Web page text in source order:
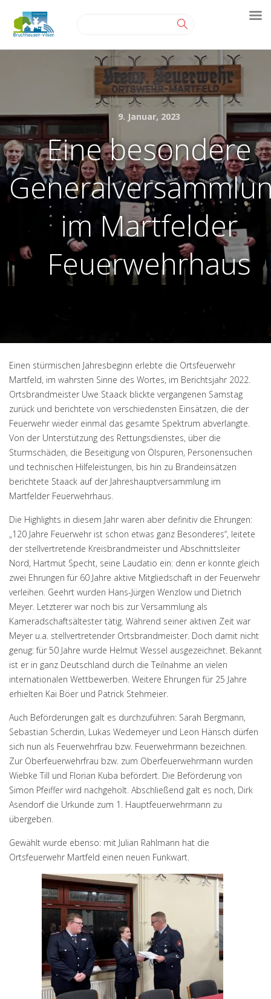
9. Januar, 2023
Eine besondere
im Martfelder
Feuerwehrhaus
Einen stürmischen Jahresbeginn erlebte die Ortsfeuerwehr
Martfeld, im wahrsten Sinne des Wortes, im Berichtsjahr 2022.
Ortsbrandmeister Uwe Staack blickte vergangenen Samstag
zurück und berichtete von verschiedensten Einsätzen, die der
Feuerwehr wieder einmal das gesamte Spektrum abverlangte.
Von der Unterstützung des Rettungsdienstes, über die
Sturmschäden, die Beseitigung von Ölspuren, Personensuchen
und technischen Hilfeleistungen, bis hin zu Brandeinsätzen
berichtete Staack auf der Jahreshauptversammlung im
Martfelder Feuerwehrhaus.
Die Highlights in diesem Jahr waren aber definitiv die Ehrungen:
„120 Jahre Feuerwehr ist schon etwas ganz Besonderes“, leitete
der stellvertretende Kreisbrandmeister und Abschnittsleiter
Nord, Hartmut Specht, seine Laudatio ein: denn er konnte gleich
zwei Ehrungen für 60 Jahre aktive Mitgliedschaft in der Feuerwehr
verleihen. Geehrt wurden Hans-Jürgen Wenzlow und Dietrich
Meyer. Letzterer war noch bis zur Versammlung als
Kameradschaftsältester tätig. Während seiner aktiven Zeit war
Meyer u.a. stellvertretender Ortsbrandmeister. Doch damit nicht
genug: für 50 Jahre wurde Helmut Wessel ausgezeichnet. Bekannt
ist er in ganz Deutschland durch die Teilnahme an vielen
internationalen Wettbewerben. Weitere Ehrungen für 25 Jahre
erhielten Kai Böer und Patrick Stehmeier.
Auch Beförderungen galt es durchzuführen: Sarah Bergmann,
Sebastian Scherdin, Lukas Wedemeyer und Leon Hänsch dürfen
sich nun als Feuerwehrfrau bzw. Feuerwehrmann bezeichnen.
Zur Oberfeuerwehrfrau bzw. zum Oberfeuerwehrmann wurden
Wiebke Till und Florian Kuba befördert. Die Beförderung von
Simon Pfeiffer wird nachgeholt. Abschließend galt es noch, Dirk
Asendorf die Urkunde zum 1. Hauptfeuerwehrmann zu
übergeben.
Gewählt wurde ebenso: mit Julian Rahlmann hat die
Ortsfeuerwehr Martfeld einen neuen Funkwart.